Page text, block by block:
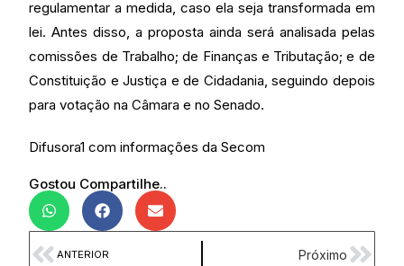
regulamentar a medida, caso ela seja transformada em
lei. Antes disso, a proposta ainda será analisada pelas
comissões de Trabalho; de Finanças e Tributação; e de
Constituição e Justiça e de Cidadania, seguindo depois
para votação na Câmara e no Senado.
Difusora1 com informações da Secom
Gostou Compartilhe..
ANTERIOR Próximo